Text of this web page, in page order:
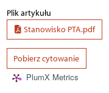
Plik artykułu
Stanowisko PTA.pdf
Pobierz cytowanie
PlumX Metrics